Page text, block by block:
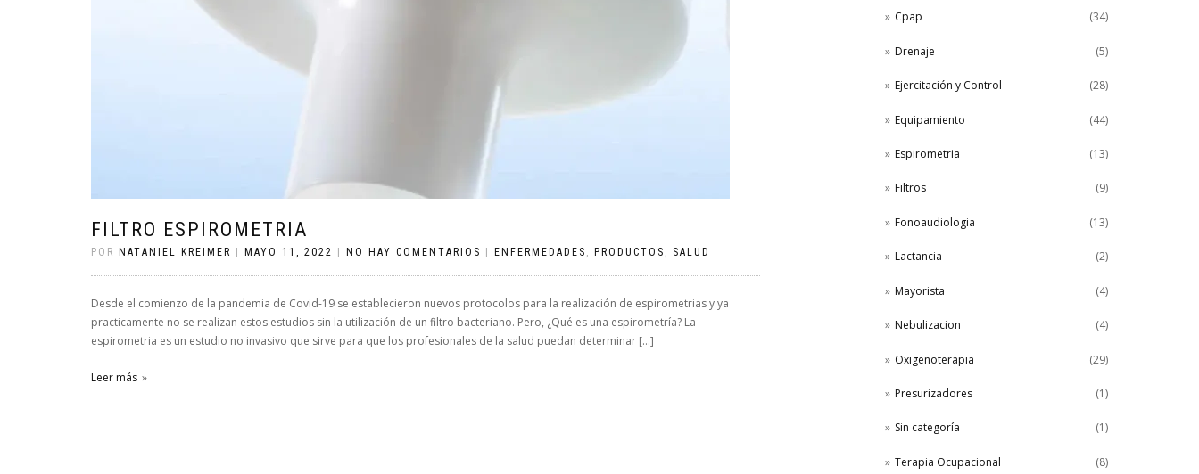
FILTRO ESPIROMETRIA
POR NATANIEL KREIMER MAYO 11, 2022 NO HAY COMENTARIOS ENFERMEDADES , PRODUCTOS , SALUD
Desde el comienzo de la pandemia de Covid-19 se establecieron nuevos protocolos para la realización de espirometrias y ya
practicamente no se realizan estos estudios sin la utilización de un filtro bacteriano. Pero, ¿Qué es una espirometría? La
espirometria es un estudio no invasivo que sirve para que los profesionales de la salud puedan determinar […]
Leer más
Cpap (34)
Drenaje (5)
Ejercitación y Control (28)
Equipamiento (44)
Espirometria (13)
Filtros (9)
Fonoaudiologia (13)
Lactancia (2)
Mayorista (4)
Nebulizacion (4)
Oxigenoterapia (29)
Presurizadores (1)
Sin categoría (1)
Terapia Ocupacional (8)